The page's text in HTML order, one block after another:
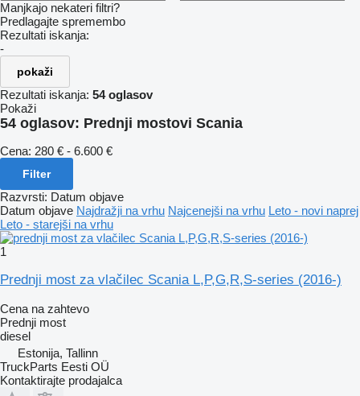
Manjkajo nekateri filtri?
Predlagajte spremembo
Rezultati iskanja:
-
pokaži
Rezultati iskanja: 54 oglasov
Pokaži
54 oglasov: Prednji mostovi Scania
Cena: 280 € - 6.600 €
Filter
Razvrsti: Datum objave
Datum objave Najdražji na vrhu Najcenejši na vrhu Leto - novi naprej
Leto - starejši na vrhu
1
Prednji most za vlačilec Scania L,P,G,R,S-series (2016-)
Cena na zahtevo
Prednji most
diesel
Estonija, Tallinn
TruckParts Eesti OÜ
Kontaktirajte prodajalca